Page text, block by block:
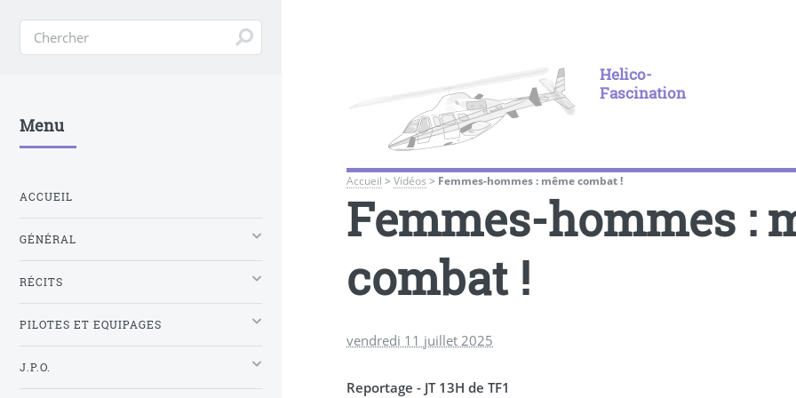
Helico-
Fascination
Accueil >Vidéos > Femmes-hommes : même combat !
Femmes-hommes :
combat !
vendredi 11 juillet 2025
Reportage - JT 13H de TF1
Menu
ACCUEIL
GÉNÉRAL
RÉCITS
PILOTES ET EQUIPAGES
J.P.O.